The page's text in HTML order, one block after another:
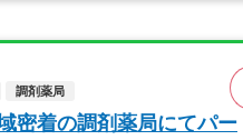
調剤薬局
密着の調剤薬局にてパー